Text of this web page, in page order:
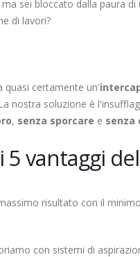
ma sei bloccato dalla paura
di lavori?
quasi certamente un'
nostra soluzione è
, senza sporcare e senza
5 vantaggi
risultato con il
con sistemi di